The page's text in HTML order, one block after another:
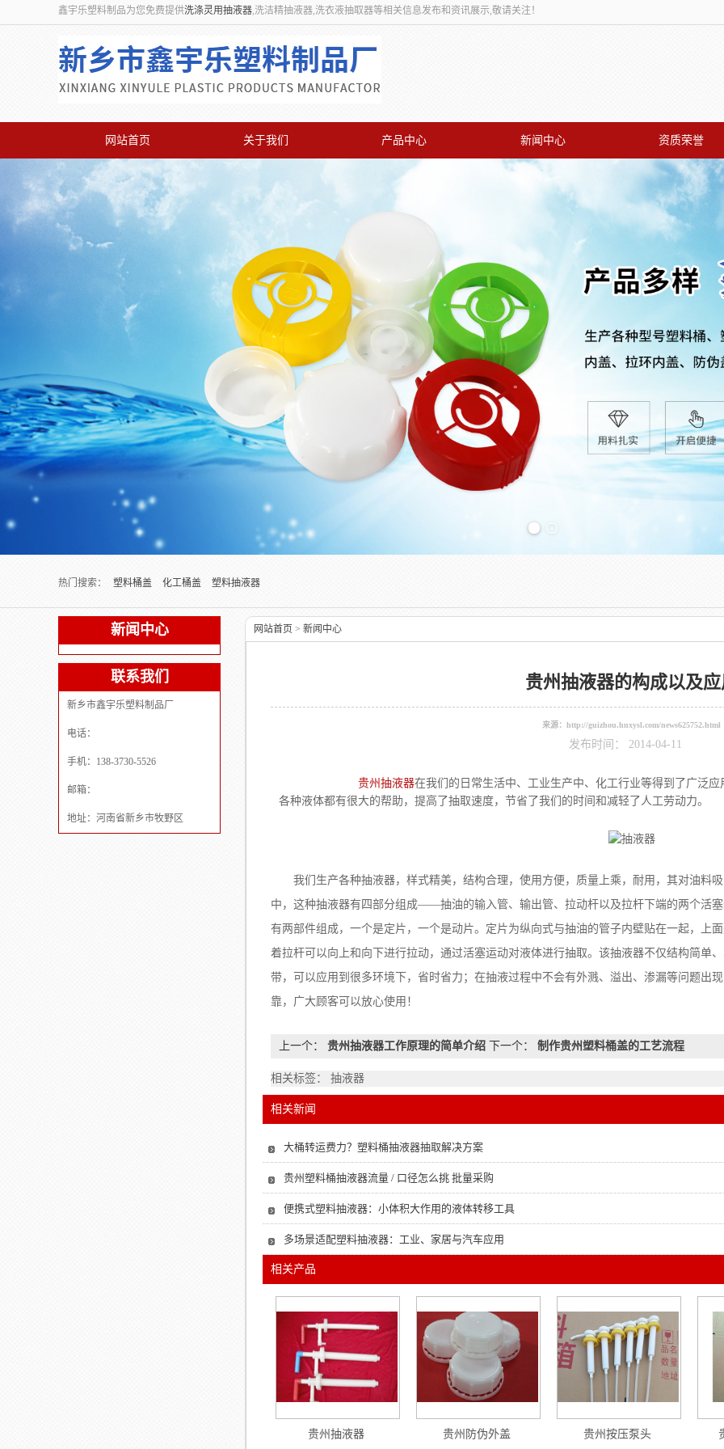
鑫宇乐塑料制品为您免费提供洗涤灵用抽液器,洗洁精抽液器,洗衣液抽取器等相关信息发布和资讯展示,敬请关注！
网站首页 关于我们 产品中心 新闻中心 资质荣誉
热门搜索：
塑料桶盖 化工桶盖 塑料抽液器
新闻中心
联系我们
新乡市鑫宇乐塑料制品厂
电话：
手机：138-3730-5526
邮箱：
地址：河南省新乡市牧野区
网站首页 > 新闻中心
贵州抽液器的构成以及
来源： http://guizhou.hnxysl.com/news625752.html
发布时间： 2014-04-11
贵州抽液器在我们的日常生活中、工业生产中、化工行业等得到了广泛应
各种液体都有很大的帮助，提高了抽取速度，节省了我们的时间和减轻了人工劳动力
我们生产各种抽液器，样式精美，结构合理，使用方便，质量上乘，耐用，其对油料
中，这种抽液器有四部分组成——抽油的输入管、输出管、拉动杆以及拉杆下端的两个活
有两部件组成，一个是定片，一个是动片。定片为纵向式与抽油的管子内壁贴在一起，上
着拉杆可以向上和向下进行拉动，通过活塞运动对液体进行抽取。该抽液器不仅结构简单
带，可以应用到很多环境下，省时省力；在抽液过程中不会有外溅、溢出、渗漏等问题出
靠，广大顾客可以放心使用！
上一个： 贵州抽液器工作原理的简单介绍 下一个： 制作贵州塑料桶盖的工艺流程
相关标签： 抽液器
相关新闻
大桶转运费力？塑料桶抽液器抽取解决方案
贵州塑料桶抽液器流量 / 口径怎么挑 批量采购
便携式塑料抽液器：小体积大作用的液体转移工具
多场景适配塑料抽液器：工业、家居与汽车应用
相关产品
贵州抽液器 贵州防伪外盖 贵州按压泵头